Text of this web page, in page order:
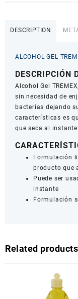
DESCRIPTION
ALCOHOL GEL
DESCRIPCIÓN
Alcohol Gel
sin necesidad de
bacterias dejando
características es
que seca al instante
Formulación
producto que
Puede ser
instante
Formulación
Related products